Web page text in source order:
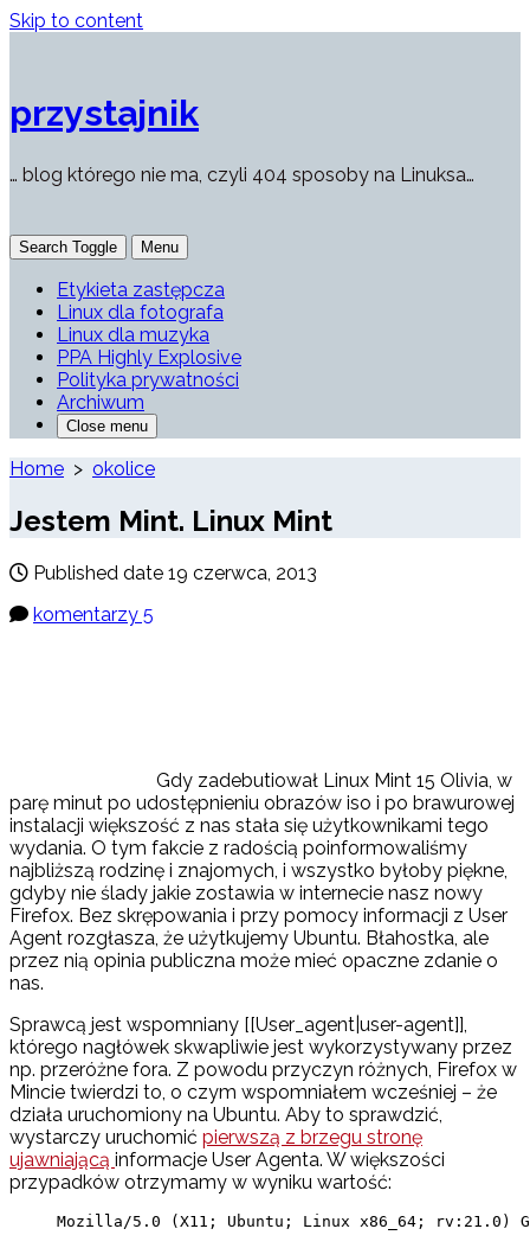
Skip to content
przystajnik
… blog którego nie ma, czyli 404 sposoby na Linuksa…
Search Toggle Menu
Etykieta zastępcza
Linux dla fotografa
Linux dla muzyka
PPA Highly Explosive
Polityka prywatności
Archiwum
Close menu
Home > okolice
Jestem Mint. Linux Mint
Published date 19 czerwca, 2013
komentarzy 5
Gdy zadebutiował Linux Mint 15 Olivia, w
parę minut po udostępnieniu obrazów iso i po brawurowej
instalacji większość z nas stała się użytkownikami tego
wydania. O tym fakcie z radością poinformowaliśmy
najbliższą rodzinę i znajomych, i wszystko byłoby piękne,
gdyby nie ślady jakie zostawia w internecie nasz nowy
Firefox. Bez skrępowania i przy pomocy informacji z User
Agent rozgłasza, że użytkujemy Ubuntu. Błahostka, ale
przez nią opinia publiczna może mieć opaczne zdanie o
nas.
Sprawcą jest wspomniany [[User_agent|user-agent]],
którego nagłówek skwapliwie jest wykorzystywany przez
np. przeróżne fora. Z powodu przyczyn różnych, Firefox w
Mincie twierdzi to, o czym wspomniałem wcześniej – że
działa uruchomiony na Ubuntu. Aby to sprawdzić,
wystarczy uruchomić pierwszą z brzegu stronę
ujawniającą informacje User Agenta. W większości
przypadków otrzymamy w wyniku wartość:
Mozilla/5.0 (X11; Ubuntu; Linux x86_64; rv:21.0)